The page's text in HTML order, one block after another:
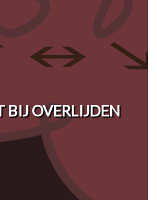
BIJ OVERLIJDEN